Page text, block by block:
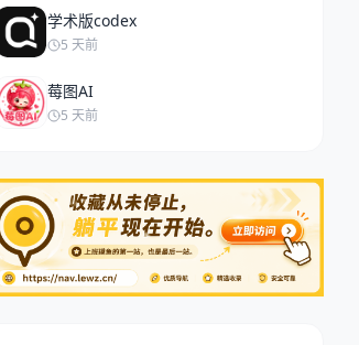
学术版codex
5 天前
莓图AI
5 天前